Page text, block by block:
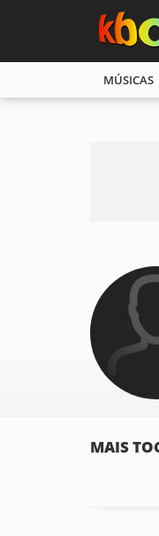
MÚSICAS
MAIS